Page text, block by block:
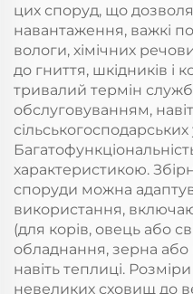
цих споруд, що
навантаження, важкі
вологи, хімічних
до гниття, шкідників і
тривалий термін
обслуговуванням,
характеристикою.
споруди можна
використання,
(для корів, овець або
обладнання, зерна або
навіть теплиці.
невеликих сховищ до